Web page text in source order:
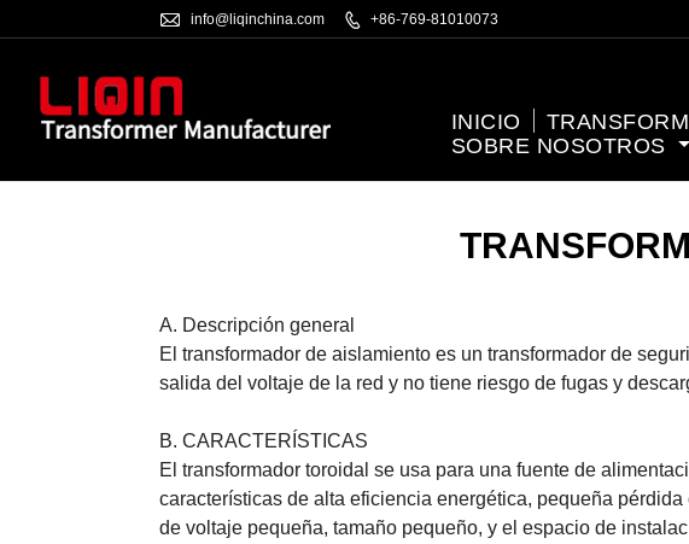
 info@liqinchina.com  +86-769-81010073
INICIO
SOBRE NOSOTROS
A. Descripción general
El transformador de aislamiento es un transformador de
salida del voltaje de la red y no tiene riesgo de fugas y
B. CARACTERÍSTICAS
El transformador toroidal se usa para una fuente de
características de alta eficiencia energética, pequeña
de voltaje pequeña, tamaño pequeño, y el espacio de